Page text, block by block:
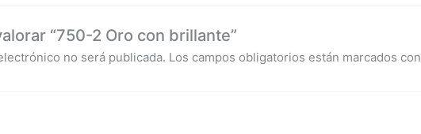
“750-2 Oro con brillante”
no será publicada. Los campos obligatorios están marcados con